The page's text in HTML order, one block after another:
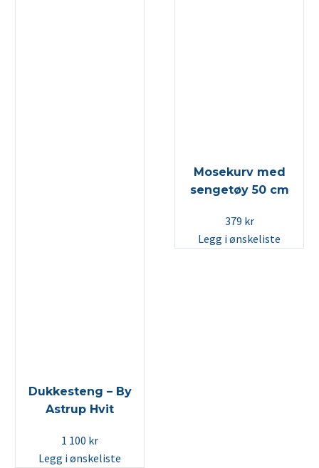
Dukkesteng – By
Astrup Hvit
1 100 kr
Legg i ønskeliste
Mosekurv med
sengetøy 50 cm
379 kr
Legg i ønskeliste